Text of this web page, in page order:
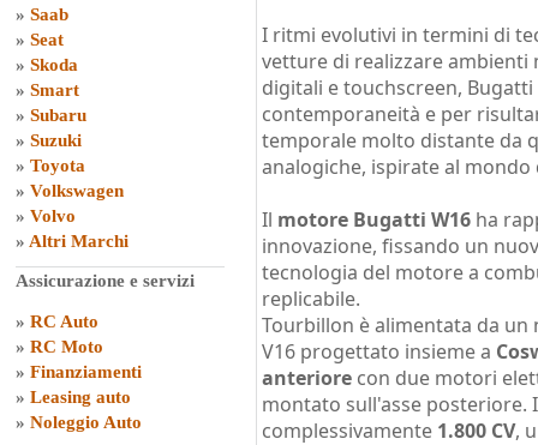
» Saab
» Seat
» Skoda
» Smart
» Subaru
» Suzuki
» Toyota
» Volkswagen
» Volvo
» Altri Marchi
Assicurazione e servizi
» RC Auto
» RC Moto
» Finanziamenti
» Leasing auto
» Noleggio Auto
I ritmi evolutivi in termini di
vetture di realizzare
digitali e touchscreen,
contemporaneità e per
temporale molto distante da
analogiche, ispirate al
Il motore Bugatti W16 ha
innovazione, fissando un
tecnologia del motore a
replicabile.
Tourbillon è alimentata da
V16 progettato insieme a
anteriore con due motori
montato sull'asse posteriore.
complessivamente 1.800 CV,